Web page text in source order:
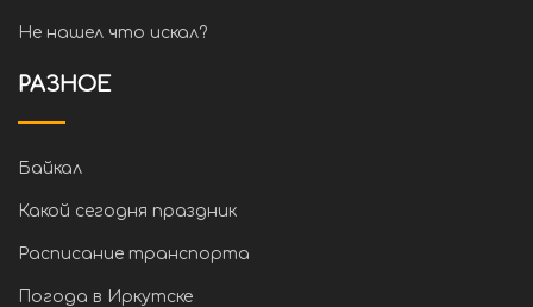
Не нашел что искал?
РАЗНОЕ
Байкал
Какой сегодня праздник
Расписание транспорта
Погода в Иркутске